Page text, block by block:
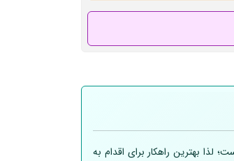
بهترین راهکار برای اقدام به